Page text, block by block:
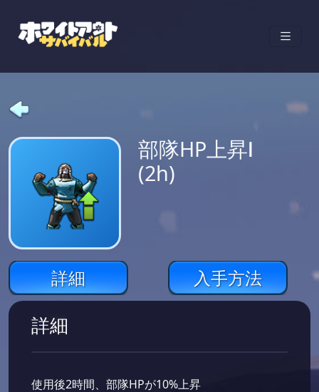
部隊HP上昇Ⅰ
(2h)
詳細 入手方法
詳細
使用後2時間、部隊HPが10%上昇